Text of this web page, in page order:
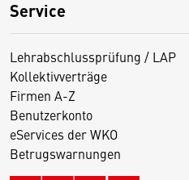
Service
Lehrabschlussprüfung / LAP
Kollektivverträge
Firmen A-Z
Benutzerkonto
eServices der WKO
Betrugswarnungen